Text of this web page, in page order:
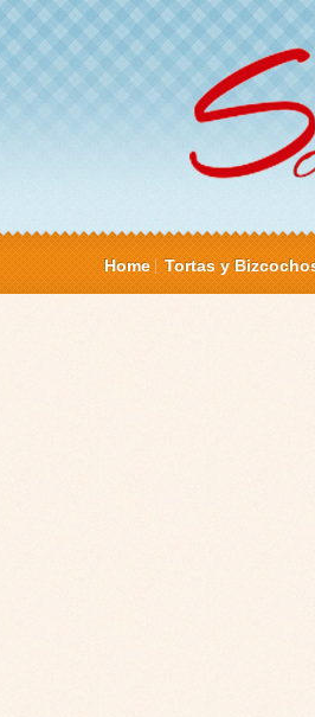
Home Tortas y